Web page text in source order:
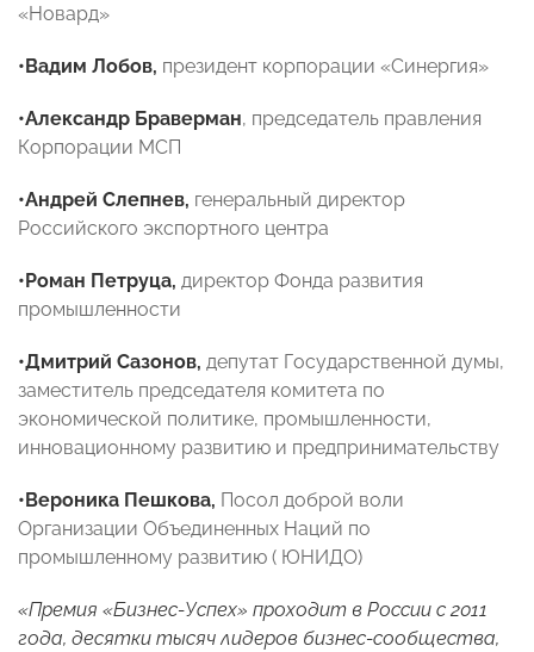
«Новард»
•Вадим Лобов, президент корпорации «Синергия»
•Александр Браверман, председатель правления
Корпорации МСП
•Андрей Слепнев, генеральный директор
Российского экспортного центра
•Роман Петруца, директор Фонда развития
промышленности
•Дмитрий Сазонов, депутат Государственной думы,
заместитель председателя комитета по
экономической политике, промышленности,
инновационному развитию и предпринимательству
•Вероника Пешкова, Посол доброй воли
Организации Объединенных Наций по
промышленному развитию ( ЮНИДО)
«Премия «Бизнес-Успех» проходит в России с 2011
года, десятки тысяч лидеров бизнес-сообщества,